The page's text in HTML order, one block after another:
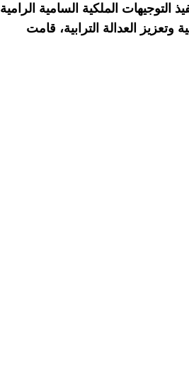
التوجيهات الملكية السامية الرامية
وتعزيز العدالة الترابية، قامت